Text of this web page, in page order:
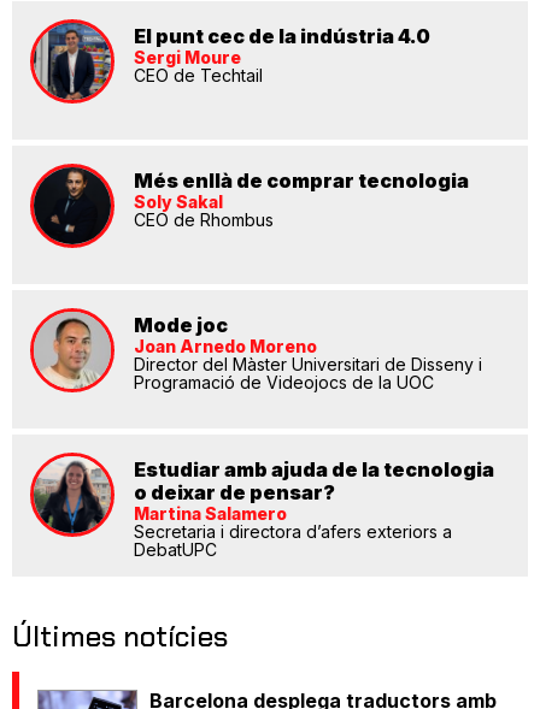
El punt cec de la indústria 4.0
Sergi Moure
CEO de Techtail
Més enllà de comprar tecnologia
Soly Sakal
CEO de Rhombus
Mode joc
Joan Arnedo Moreno
Director del Màster Universitari de Disseny i
Programació de Videojocs de la UOC
Estudiar amb ajuda de la tecnologia
o deixar de pensar?
Martina Salamero
Secretaria i directora d’afers exteriors a
DebatUPC
Últimes notícies
Barcelona desplega traductors amb